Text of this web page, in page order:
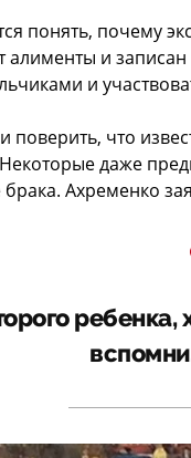
понять, почему
и записан
и
поверить, что
даже
Ахременко